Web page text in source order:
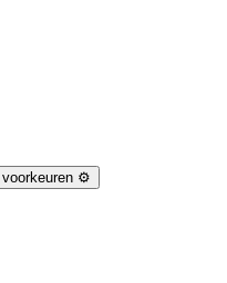
voorkeuren ⚙